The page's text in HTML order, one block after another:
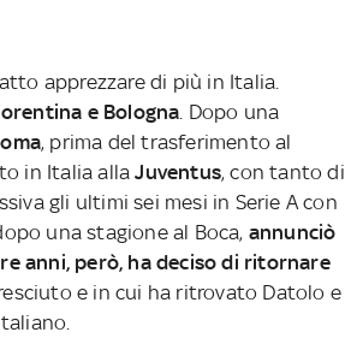
apprezzare di più in Italia.
e Bologna. Dopo una
, prima del trasferimento al
in Italia allaJuventus, con tanto di
gli ultimi sei mesi in Serie A con
una stagione al Boca, annunciò
anni, però, ha deciso di ritornare
e in cui ha ritrovato Datolo e